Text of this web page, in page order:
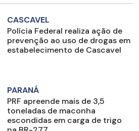
CASCAVEL
Polícia Federal realiza ação de
prevenção ao uso de drogas em
estabelecimento de Cascavel
PARANÁ
PRF apreende mais de 3,5
toneladas de maconha
escondidas em carga de trigo